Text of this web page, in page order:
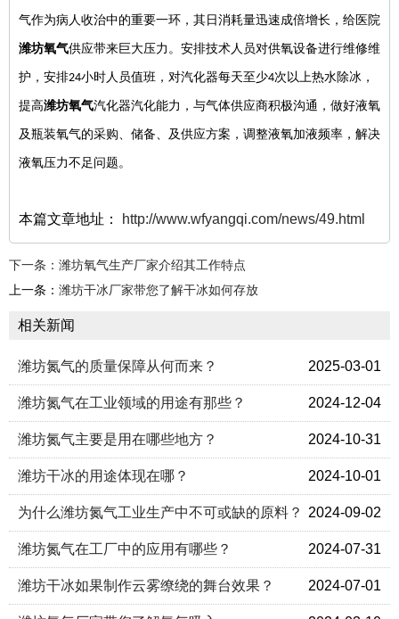
气作为病人收治中的重要一环，其日消耗量迅速成倍增长，给医院
潍坊氧气供应带来巨大压力。安排技术人员对供氧设备进行维修维
护，安排24小时人员值班，对汽化器每天至少4次以上热水除冰，
提高潍坊氧气汽化器汽化能力，与气体供应商积极沟通，做好液氧
及瓶装氧气的采购、储备、及供应方案，调整液氧加液频率，解决
液氧压力不足问题。
本篇文章地址： http://www.wfyangqi.com/news/49.html
下一条： 潍坊氧气生产厂家介绍其工作特点
上一条： 潍坊干冰厂家带您了解干冰如何存放
相关新闻
潍坊氮气的质量保障从何而来？ 2025-03-01
潍坊氮气在工业领域的用途有那些？ 2024-12-04
潍坊氮气主要是用在哪些地方？ 2024-10-31
潍坊干冰的用途体现在哪？ 2024-10-01
为什么潍坊氮气工业生产中不可或缺的原料？ 2024-09-02
潍坊氮气在工厂中的应用有哪些？ 2024-07-31
潍坊干冰如果制作云雾缭绕的舞台效果？ 2024-07-01